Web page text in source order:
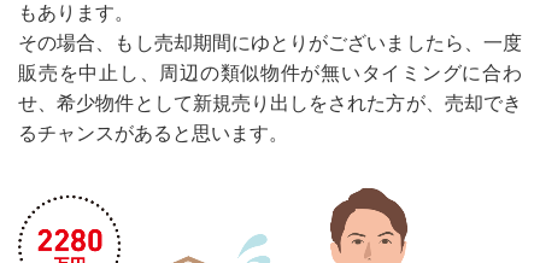
もあります。
その場合、もし売却期間にゆとりがございましたら、一度
販売を中止し、周辺の類似物件が無いタイミングに合わ
せ、希少物件として新規売り出しをされた方が、売却でき
るチャンスがあると思います。